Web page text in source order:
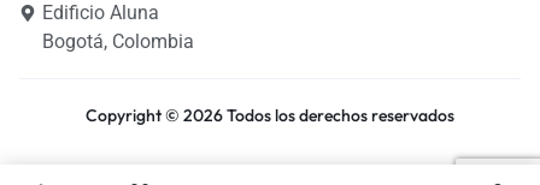
Edificio Aluna
Bogotá, Colombia
Copyright © 2026 Todos los derechos reservados